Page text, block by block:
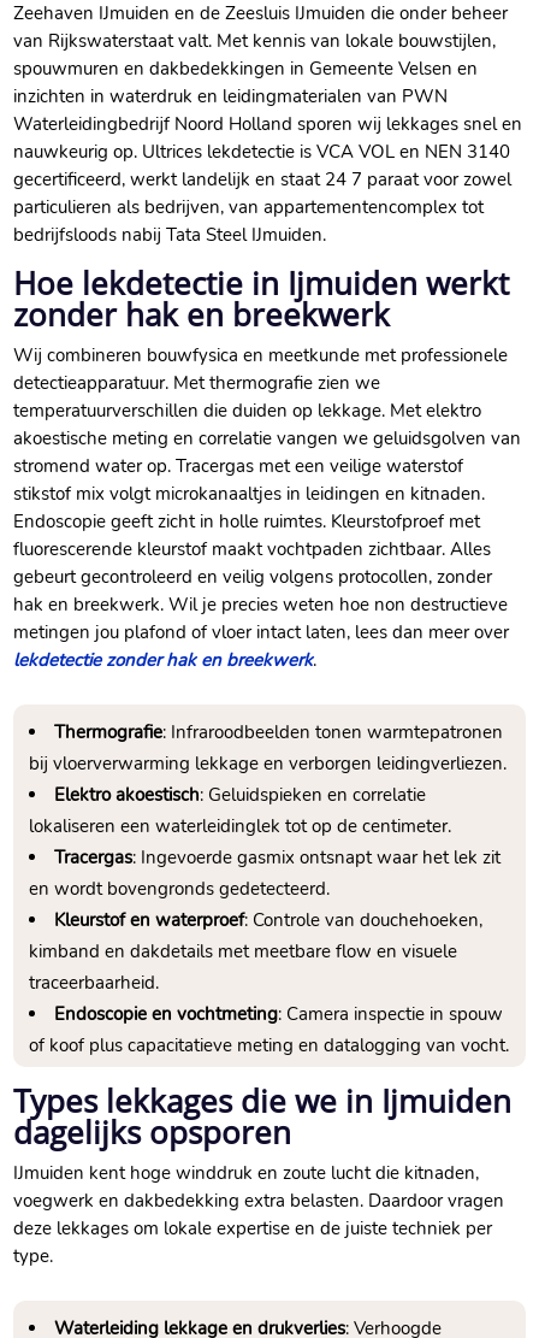
Zeehaven IJmuiden en de Zeesluis IJmuiden die onder beheer
van Rijkswaterstaat valt.​ Met kennis van lokale bouwstijlen,
spouwmuren en dakbedekkingen in Gemeente Velsen en
inzichten in waterdruk en leidingmaterialen van PWN
Waterleidingbedrijf Noord Holland sporen wij lekkages snel en
nauwkeurig op.​ Ultrices lekdetectie is VCA VOL en NEN 3140
gecertificeerd, werkt landelijk en staat 24 7 paraat voor zowel
particulieren als bedrijven, van appartementencomplex tot
bedrijfsloods nabij Tata Steel IJmuiden.​
Hoe lekdetectie in Ijmuiden werkt
zonder hak en breekwerk
Wij combineren bouwfysica en meetkunde met professionele
detectieapparatuur.​ Met thermografie zien we
temperatuurverschillen die duiden op lekkage.​ Met elektro
akoestische meting en correlatie vangen we geluidsgolven van
stromend water op.​ Tracergas met een veilige waterstof
stikstof mix volgt microkanaaltjes in leidingen en kitnaden.​
Endoscopie geeft zicht in holle ruimtes.​ Kleurstofproef met
fluorescerende kleurstof maakt vochtpaden zichtbaar.​ Alles
gebeurt gecontroleerd en veilig volgens protocollen, zonder
hak en breekwerk.​ Wil je precies weten hoe non destructieve
metingen jou plafond of vloer intact laten, lees dan meer over
lekdetectie zonder hak en breekwerk.​
Thermografie: Infraroodbeelden tonen warmtepatronen
bij vloerverwarming lekkage en verborgen leidingverliezen.​
Elektro akoestisch: Geluidspieken en correlatie
lokaliseren een waterleidinglek tot op de centimeter.​
Tracergas: Ingevoerde gasmix ontsnapt waar het lek zit
en wordt bovengronds gedetecteerd.​
Kleurstof en waterproef: Controle van douchehoeken,
kimband en dakdetails met meetbare flow en visuele
traceerbaarheid.​
Endoscopie en vochtmeting: Camera inspectie in spouw
of koof plus capacitatieve meting en datalogging van vocht.​
Types lekkages die we in Ijmuiden
dagelijks opsporen
IJmuiden kent hoge winddruk en zoute lucht die kitnaden,
voegwerk en dakbedekking extra belasten.​ Daardoor vragen
deze lekkages om lokale expertise en de juiste techniek per
type.​
Waterleiding lekkage en drukverlies: Verhoogde